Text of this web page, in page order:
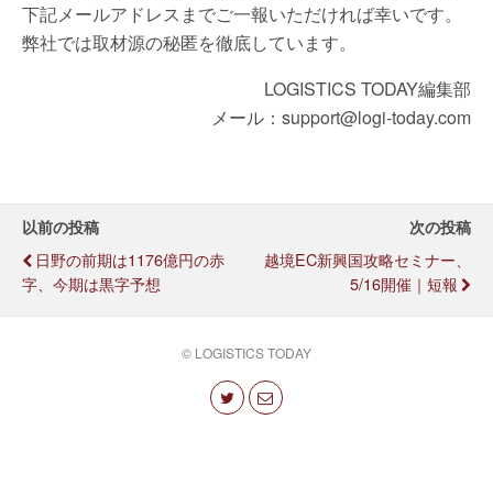
下記メールアドレスまでご一報いただければ幸いです。
弊社では取材源の秘匿を徹底しています。
LOGISTICS TODAY編集部
メール：support@logi-today.com
以前の投稿
日野の前期は1176億円の赤
字、今期は黒字予想
次の投稿
越境EC新興国攻略セミナー、
5/16開催｜短報
© LOGISTICS TODAY